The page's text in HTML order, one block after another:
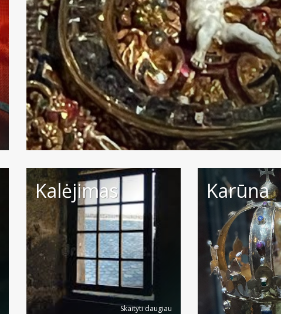
Kalėjimas
Skaityti daugiau
Karūna